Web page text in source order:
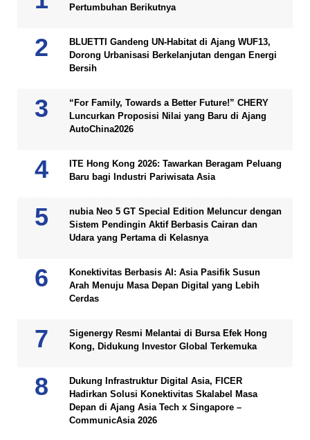
Pertumbuhan Berikutnya
BLUETTI Gandeng UN-Habitat di Ajang WUF13,
Dorong Urbanisasi Berkelanjutan dengan Energi
Bersih
“For Family, Towards a Better Future!” CHERY
Luncurkan Proposisi Nilai yang Baru di Ajang
AutoChina2026
ITE Hong Kong 2026: Tawarkan Beragam Peluang
Baru bagi Industri Pariwisata Asia
nubia Neo 5 GT Special Edition Meluncur dengan
Sistem Pendingin Aktif Berbasis Cairan dan
Udara yang Pertama di Kelasnya
Konektivitas Berbasis AI: Asia Pasifik Susun
Arah Menuju Masa Depan Digital yang Lebih
Cerdas
Sigenergy Resmi Melantai di Bursa Efek Hong
Kong, Didukung Investor Global Terkemuka
Dukung Infrastruktur Digital Asia, FICER
Hadirkan Solusi Konektivitas Skalabel Masa
Depan di Ajang Asia Tech x Singapore –
CommunicAsia 2026